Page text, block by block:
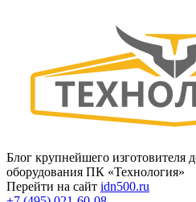
Блог крупнейшего изготовителя
оборудования ПК «Технология»
Перейти на сайт idn500.ru